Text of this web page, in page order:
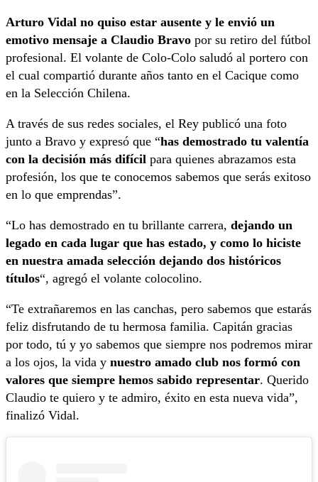
Arturo Vidal no quiso estar ausente y le envió un
emotivo mensaje a Claudio Bravo por su retiro del fútbol
profesional. El volante de Colo-Colo saludó al portero con
el cual compartió durante años tanto en el Cacique como
en la Selección Chilena.
A través de sus redes sociales, el Rey publicó una foto
junto a Bravo y expresó que “has demostrado tu valentía
con la decisión más difícil para quienes abrazamos esta
profesión, los que te conocemos sabemos que serás exitoso
en lo que emprendas”.
“Lo has demostrado en tu brillante carrera, dejando un
legado en cada lugar que has estado, y como lo hiciste
en nuestra amada selección dejando dos históricos
títulos“, agregó el volante colocolino.
“Te extrañaremos en las canchas, pero sabemos que estarás
feliz disfrutando de tu hermosa familia. Capitán gracias
por todo, tú y yo sabemos que siempre nos podremos mirar
a los ojos, la vida y nuestro amado club nos formó con
valores que siempre hemos sabido representar. Querido
Claudio te quiero y te admiro, éxito en esta nueva vida”,
finalizó Vidal.